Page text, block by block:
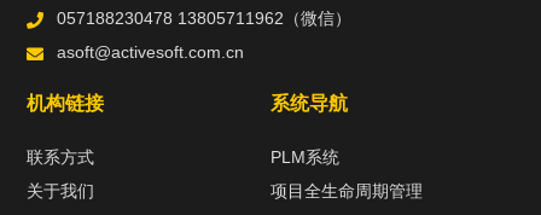
057188230478 13805711962（微信）
asoft@activesoft.com.cn
机构链接
联系方式
关于我们
系统导航
PLM系统
项目全生命周期管理